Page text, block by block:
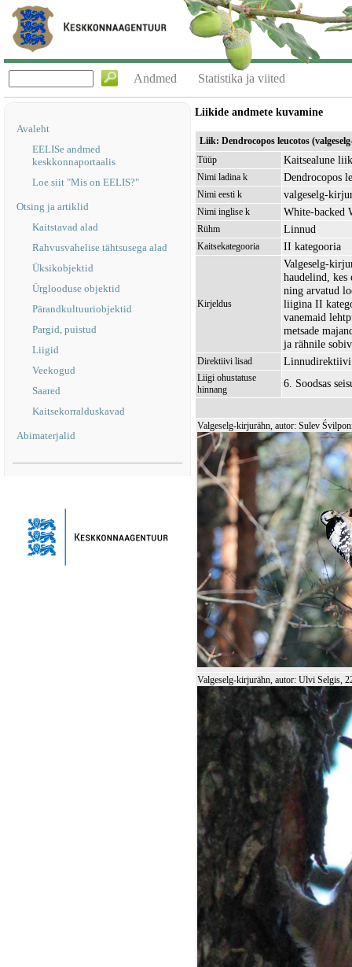
Andmed Statistika ja viited
Avaleht
EELISe andmed
keskkonnaportaalis
Loe siit "Mis on EELIS?"
Otsing ja artiklid
Kaitstavad alad
Rahvusvahelise tähtsusega alad
Üksikobjektid
Ürglooduse objektid
Pärandkultuuriobjektid
Pargid, puistud
Liigid
Veekogud
Saared
Kaitsekorralduskavad
Abimaterjalid
Liikide andmete kuvamine
Liik: Dendrocopos leucotos
Tüüp
Kaitsealune liik
Nimi ladina k Dendrocopos
Nimi eesti k valgeselg-
Nimi inglise k White-backed
Rühm Linnud
Kaitsekategooria II kategooria
Kirjeldus
Valgeselg-
haudelind, kes
ning arvatud
liigina II
vanemaid
metsade
ja rähnile
Direktiivi lisad
Liigi ohustatuse
hinnang
6. Soodsas
Valgeselg-kirjurähn, autor: Sulev
Valgeselg-kirjurähn, autor: Ulvi Selgis,